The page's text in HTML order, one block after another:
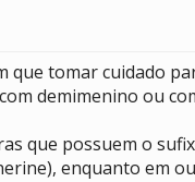
que tomar cuidado
demimenino ou
que possuem o
enquanto em